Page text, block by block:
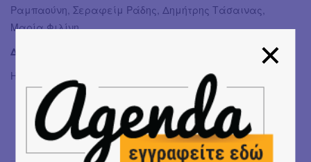
Ραμπαούνη, Σεραφείμ Ράδης, Δημήτρης Τάσαινας,
Μαρία Φιλίνη
Διάρκεια παράστασης:
Η παράσταση επιχορηγείται από το ΥΠ.ΠΟ.Α.